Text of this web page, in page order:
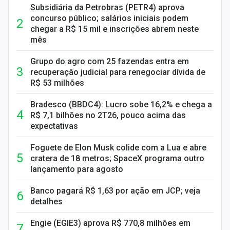
Subsidiária da Petrobras (PETR4) aprova
concurso público; salários iniciais podem
chegar a R$ 15 mil e inscrições abrem neste
mês
Grupo do agro com 25 fazendas entra em
recuperação judicial para renegociar dívida de
R$ 53 milhões
Bradesco (BBDC4): Lucro sobe 16,2% e chega a
R$ 7,1 bilhões no 2T26, pouco acima das
expectativas
Foguete de Elon Musk colide com a Lua e abre
cratera de 18 metros; SpaceX programa outro
lançamento para agosto
Banco pagará R$ 1,63 por ação em JCP; veja
detalhes
Engie (EGIE3) aprova R$ 770,8 milhões em